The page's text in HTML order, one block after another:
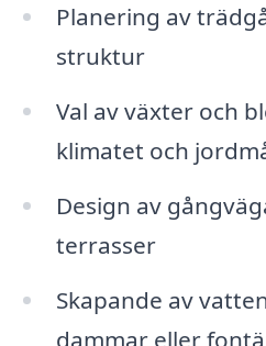
Planering av
struktur
Val av växter och
klimatet och
Design av
terrasser
Skapande av
dammar eller